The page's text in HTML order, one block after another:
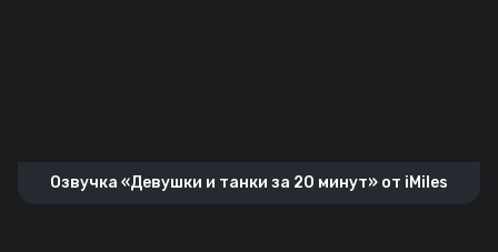
Озвучка «Девушки и танки за 20 минут» от iMiles